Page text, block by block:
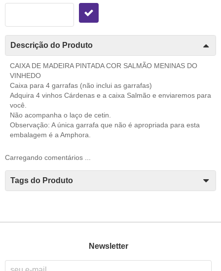
Descrição do Produto
CAIXA DE MADEIRA PINTADA COR SALMÃO MENINAS DO
VINHEDO
Caixa para 4 garrafas (não inclui as garrafas)
Adquira 4 vinhos Cárdenas e a caixa Salmão e enviaremos para
você.
Não acompanha o laço de cetin.
Observação: A única garrafa que não é apropriada para esta
embalagem é a Amphora.
Carregando comentários ...
Tags do Produto
Newsletter